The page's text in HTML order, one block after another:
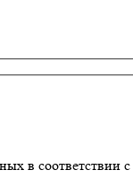
в соответствии с